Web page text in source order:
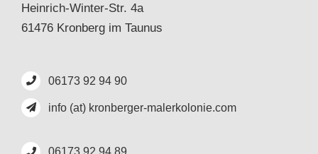
Heinrich-Winter-Str. 4a
61476 Kronberg im Taunus
06173 92 94 90
info (at) kronberger-malerkolonie.com